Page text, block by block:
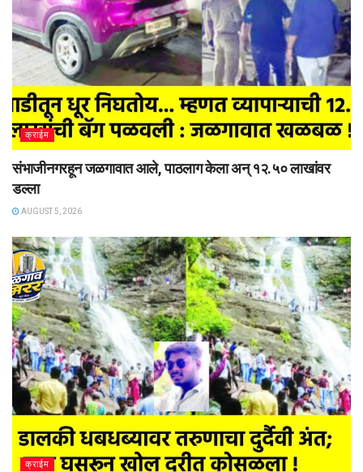
क्राईम
संभाजीनगरहून जळगावात आले, पाठलाग केला अन् १२.५० लाखांवर
डल्ला
AUGUST 5, 2026
क्राईम